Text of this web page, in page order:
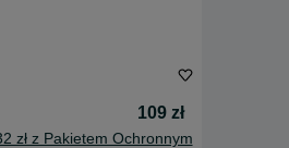
109 zł
zł z Pakietem Ochronnym